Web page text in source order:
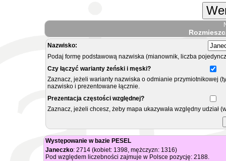
Nazwisko:
Podaj formę podstawową nazwiska (mianownik, liczba
Czy łączyć warianty żeński i męski?
Zaznacz, jeżeli warianty nazwiska o odmianie przymiotnikowej
nazwisko i prezentowane łącznie.
Prezentacja częstości względnej?
Zaznacz, jeżeli chcesz, żeby mapa ukazywała względny
Występowanie w bazie PESEL
Janeczko: 2714 (kobiet: 1398, mężczyzn: 1316)
Pod względem liczebności zajmuje w Polsce pozycję: 2188.